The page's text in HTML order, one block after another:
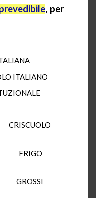
, per
ITALIANO
CRISCUOLO
FRIGO
GROSSI